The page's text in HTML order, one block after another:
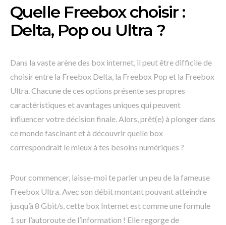
Quelle Freebox choisir :
Delta, Pop ou Ultra ?
Dans la vaste arène des box internet, il peut être difficile de
choisir entre la Freebox Delta, la Freebox Pop et la Freebox
Ultra. Chacune de ces options présente ses propres
caractéristiques et avantages uniques qui peuvent
influencer votre décision finale. Alors, prêt(e) à plonger dans
ce monde fascinant et à découvrir quelle box
correspondrait le mieux à tes besoins numériques ?
Pour commencer, laisse-moi te parler un peu de la fameuse
Freebox Ultra. Avec son débit montant pouvant atteindre
jusqu’à 8 Gbit/s, cette box Internet est comme une formule
1 sur l’autoroute de l’information ! Elle regorge de